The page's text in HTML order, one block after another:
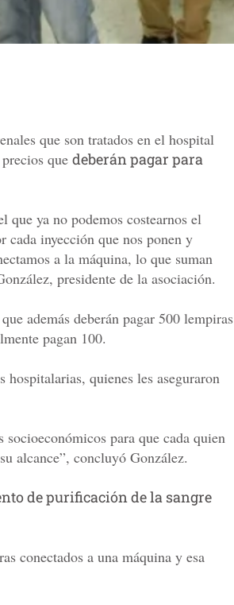
que son tratados en el hospital
que deberán pagar para
que ya no podemos costearnos el
cada inyección que nos ponen y
a la máquina, lo que suman
presidente de la asociación.
además deberán pagar 500 lempiras
pagan 100.
hospitalarias, quienes les aseguraron
para que cada quien
alcance”, concluyó González.
de purificación de la sangre
conectados a una máquina y esa